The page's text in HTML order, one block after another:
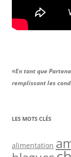
«En tant que
remplissant les
LES MOTS CLÉS
alimentation